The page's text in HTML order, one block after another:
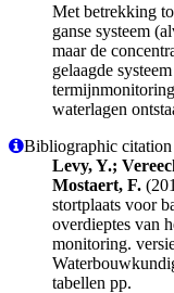
Met betrekking
ganse systeem
maar de
gelaagde
waterlagen
Bibliographic citation
Levy, Y.;
Mostaert, F.
stortplaats voor
overdieptes van
monitoring.
tabellen pp.